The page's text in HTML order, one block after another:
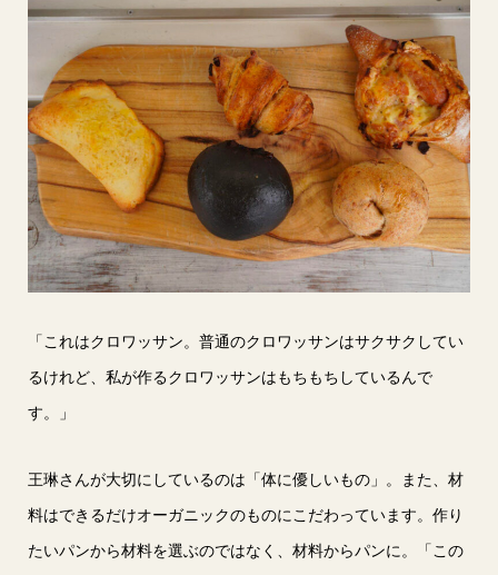
「これはクロワッサン。普通のクロワッサンはサクサクしてい
るけれど、私が作るクロワッサンはもちもちしているんで
す。」
王琳さんが大切にしているのは「体に優しいもの」。また、材
料はできるだけオーガニックのものにこだわっています。作り
たいパンから材料を選ぶのではなく、材料からパンに。「この